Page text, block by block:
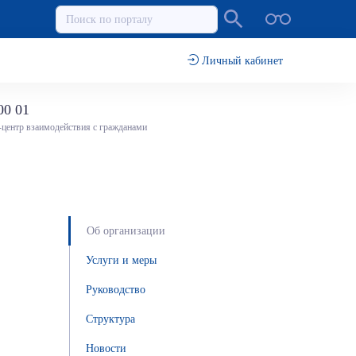
Личный кабинет
01
взаимодействия с гражданами
Об организации
Услуги и меры
Руководство
Структура
Новости